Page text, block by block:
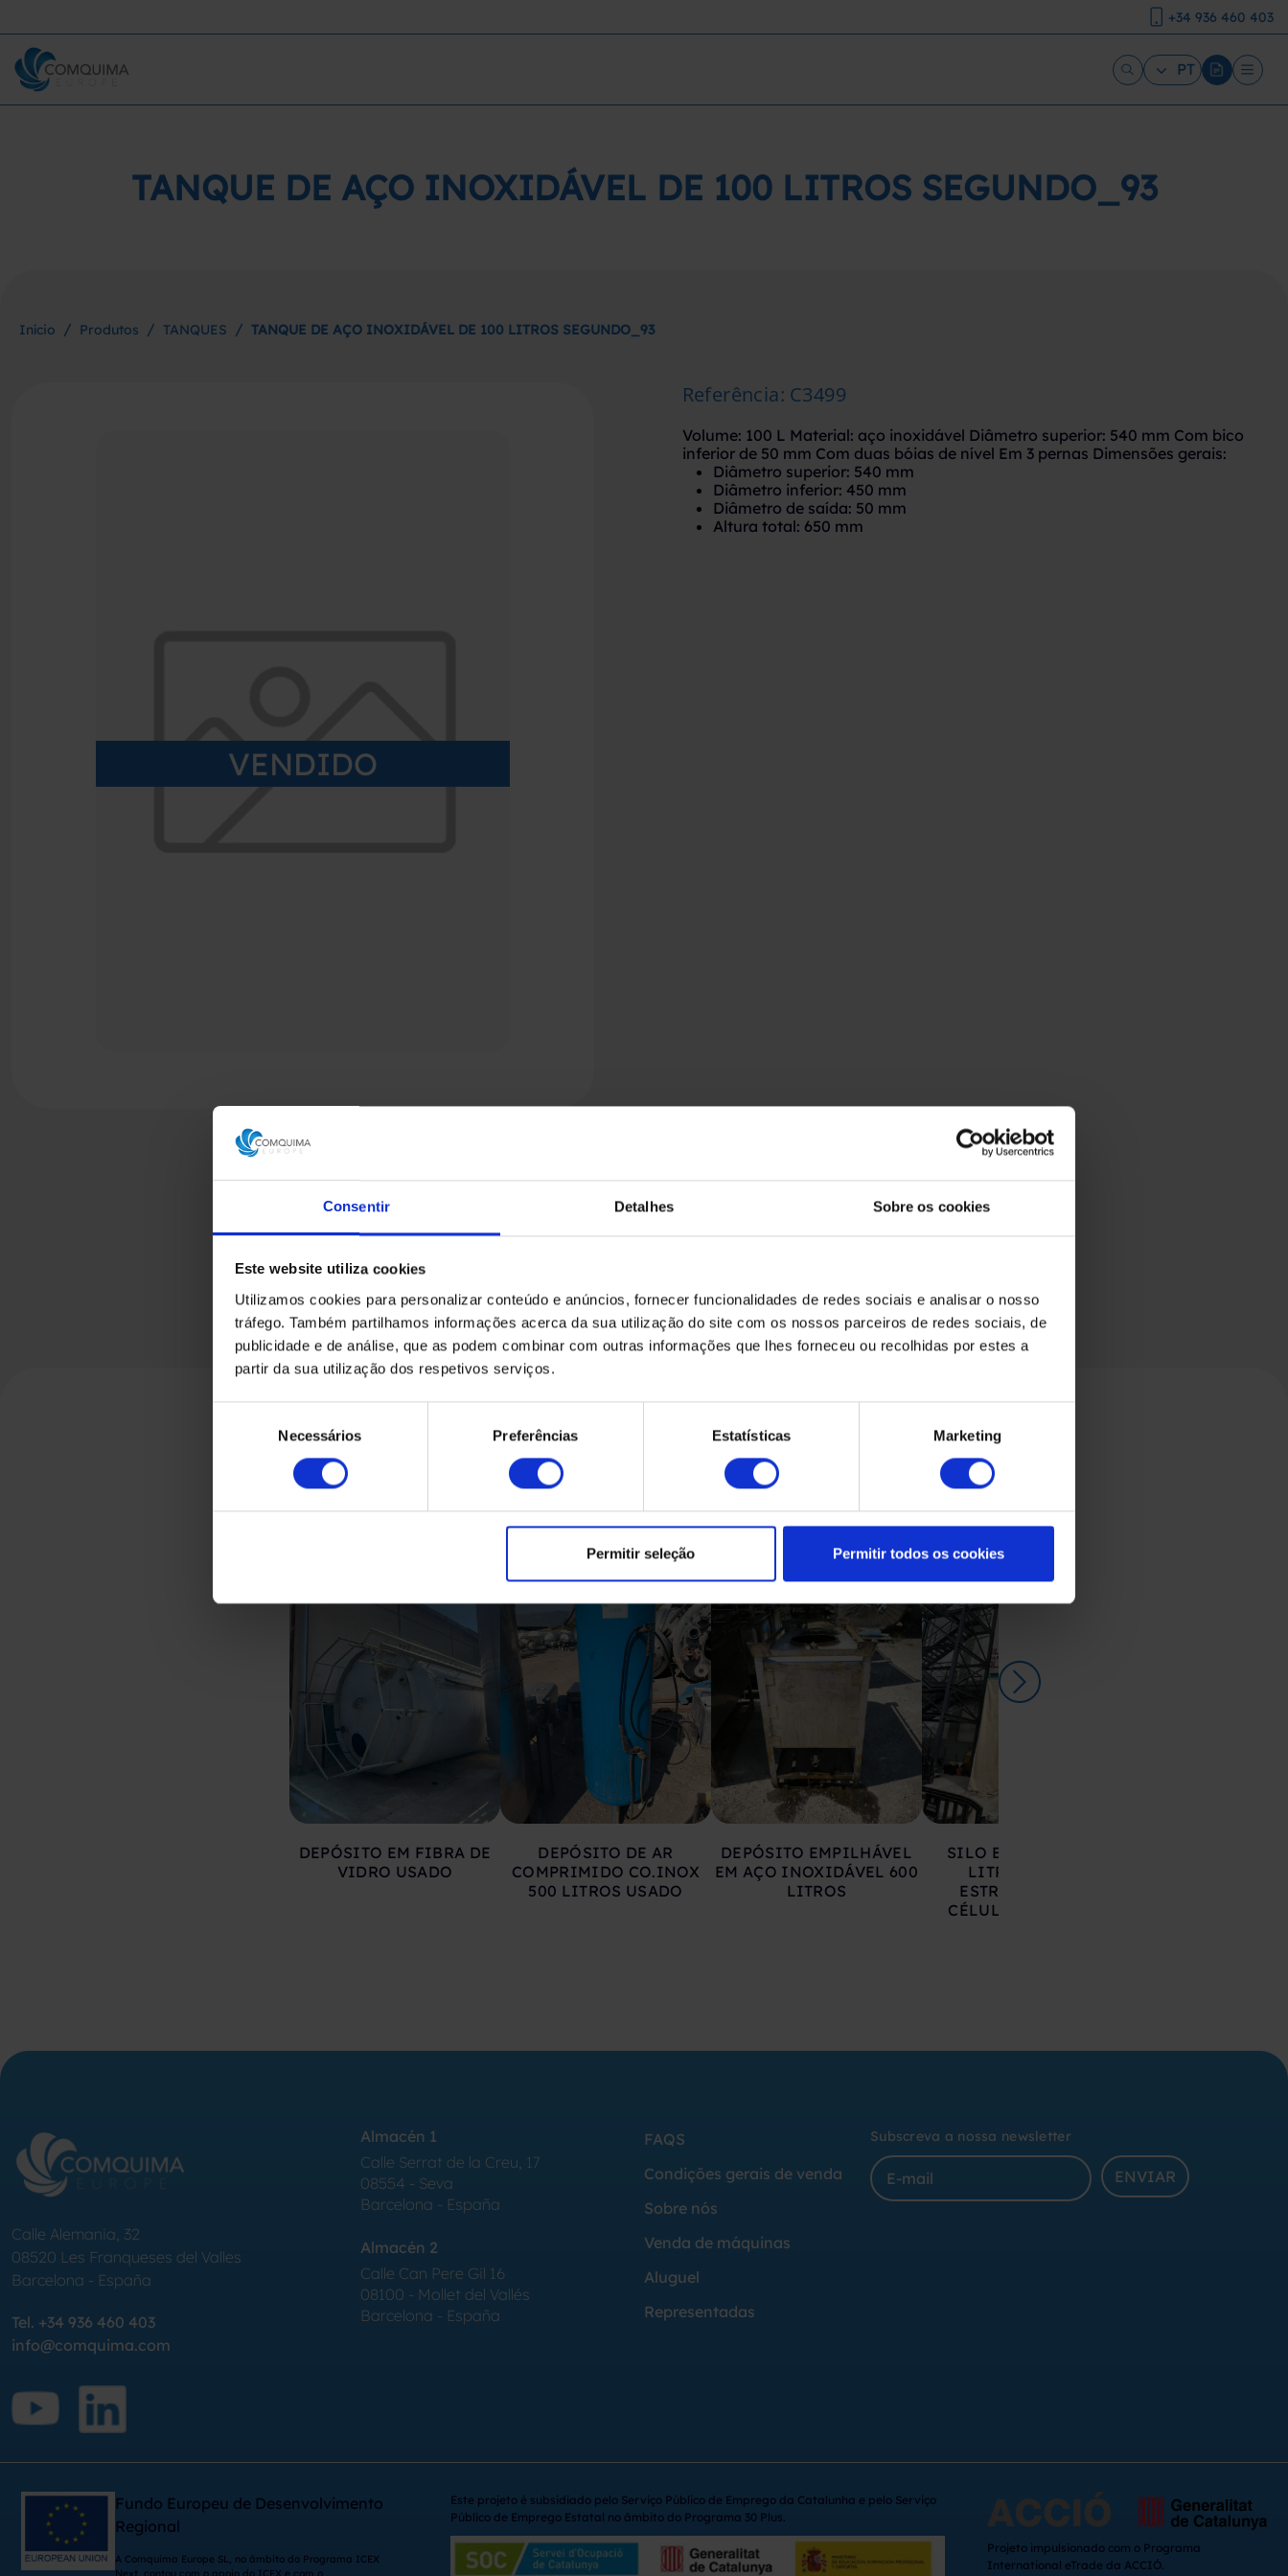
Consentir Detalhes Sobre os cookies
Este website utiliza cookies
Utilizamos cookies para personalizar conteúdo e anúncios, fornecer funcionalidades de redes sociais e analisar o nosso
tráfego. Também partilhamos informações acerca da sua utilização do site com os nossos parceiros de redes sociais, de
publicidade e de análise, que as podem combinar com outras informações que lhes forneceu ou recolhidas por estes a
partir da sua utilização dos respetivos serviços.
consentimento
Necessários Preferências Estatísticas Marketing
Permitir seleção Permitir todos os cookies
+34 936 460 403
PT
TANQUE DE AÇO INOXIDÁVEL DE 100 LITROS SEGUNDO_93
Início / Produtos / TANQUES / TANQUE DE AÇO INOXIDÁVEL DE 100 LITROS SEGUNDO_93
VENDIDO
Referência: C3499
Volume: 100 L Material: aço inoxidável Diâmetro superior: 540 mm Com bico
inferior de 50 mm Com duas bóias de nível Em 3 pernas Dimensões gerais:
Diâmetro superior: 540 mm
Diâmetro inferior: 450 mm
Diâmetro de saída: 50 mm
Altura total: 650 mm
Produtos Relacionados
DEPÓSITO EM FIBRA DE
VIDRO USADO
DEPÓSITO DE AR
COMPRIMIDO CO.INOX
500 LITROS USADO
DEPÓSITO EMPILHÁVEL
EM AÇO INOXIDÁVEL 600
LITROS
SILO EM AÇO 17.000
LITROS SOBRE
ESTRUTURA COM
CÉLULAS DE CARGA
Calle Alemania, 32
08520 Les Franqueses del Valles
Barcelona - España
Tel. +34 936 460 403
info@comquima.com
Almacén 1
Calle Serrat de la Creu, 17
08554 - Seva
Barcelona - España
Almacén 2
Calle Can Pere Gil 16
08100 - Mollet del Vallés
Barcelona - España
FAQS
Condições gerais de venda
Sobre nós
Venda de máquinas
Aluguel
Representadas
Subscreva a nossa newsletter
ENVIAR
Fundo Europeu de Desenvolvimento
Regional
A Comquima Europe SL, no âmbito do Programa ICEX
Este projeto é subsidiado pelo Serviço Público de Emprego da Catalunha e pelo Serviço
Público de Emprego Estatal no âmbito do Programa 30 Plus.
Projeto impulsionado com o Programa
International eTrade da ACCIÓ.